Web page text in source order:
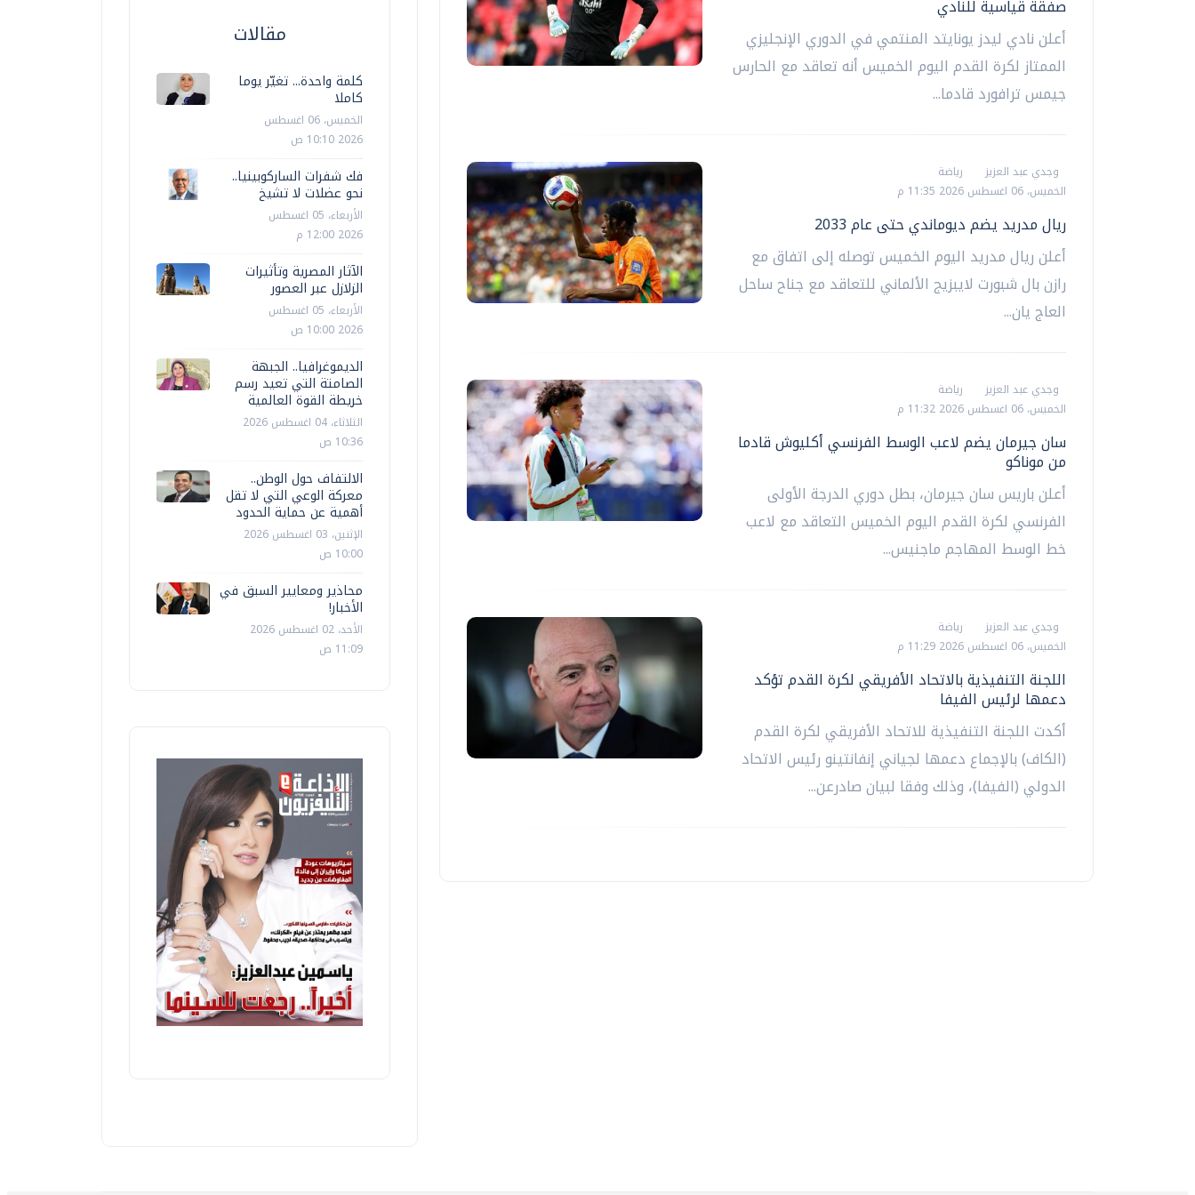
صفقة قياسية للنادي
أعلن نادي ليدز يونايتد المنتمي في الدوري الإنجليزي
الممتاز لكرة القدم اليوم الخميس أنه تعاقد مع الحارس
جيمس ترافورد قادما...
وجدي عبد العزيز
رياضة
الخميس، 06 اغسطس 2026 11:35 م
ريال مدريد يضم ديوماندي حتى عام 2033
أعلن ريال مدريد اليوم الخميس توصله إلى اتفاق مع
رازن بال شبورت لايبزيج الألماني للتعاقد مع جناح ساحل
العاج يان...
وجدي عبد العزيز
رياضة
الخميس، 06 اغسطس 2026 11:32 م
سان جيرمان يضم لاعب الوسط الفرنسي أكليوش قادما
من موناكو
أعلن باريس سان جيرمان، بطل دوري الدرجة الأولى
الفرنسي لكرة القدم ‌اليوم الخميس التعاقد مع لاعب
خط الوسط المهاجم ماجنيس...
وجدي عبد العزيز
رياضة
الخميس، 06 اغسطس 2026 11:29 م
اللجنة التنفيذية بالاتحاد الأفريقي لكرة القدم تؤكد
دعمها لرئيس الفيفا
أكدت اللجنة التنفيذية للاتحاد الأفريقي لكرة القدم
(الكاف) بالإجماع دعمها لجياني إنفانتينو رئيس ‌الاتحاد
الدولي (الفيفا)، وذلك وفقا لبيان صادرعن...
مقالات
كلمة واحدة... تغيّر يوما
كاملا
الخميس، 06 اغسطس
2026 10:10 ص
فك شفرات الساركوبينيا..
نحو عضلات لا تشيخ
الأربعاء، 05 اغسطس
2026 12:00 م
الآثار المصرية وتأثيرات
الزلازل عبر العصور
الأربعاء، 05 اغسطس
2026 10:00 ص
الديموغرافيا.. الجبهة
الصامتة التي تعيد رسم
خريطة القوة العالمية
الثلاثاء، 04 اغسطس 2026
10:36 ص
الالتفاف حول الوطن..
معركة الوعي التي لا تقل
أهمية عن حماية الحدود
الإثنين، 03 اغسطس 2026
10:00 ص
محاذير ومعايير السبق في
الأخبار!
الأحد، 02 اغسطس 2026
11:09 ص